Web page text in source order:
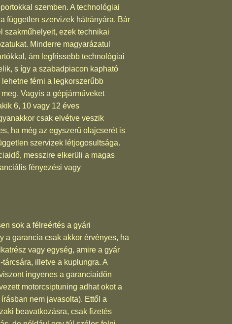
szemben. A technológiai
független szervizek hátrányára. Bár
szakműhelyeit, ezek technikai
Minderre magyarázatul
ám legfrissebb technológiai
s így a szabadpiacon kapható
férni a legkorszerűbb
Vagyis a gépjárműveket
6, 10 vagy 12 éves
csak elvétve veszik
ha még az egyszerű olajcserét is
szervizek létjogosultsága.
messzire elkerüli a magas
fényezési vagy
sok a félreértés a gyári
a garancia csak akkor érvényes, ha
vagy egység, amire a gyár
illetve a kuplungra. A
ingyenes a garanciaidőn
motorcsiptuning adhat okot a
nem javasolta). Ettől a
beavatkozásra, csak fizetés